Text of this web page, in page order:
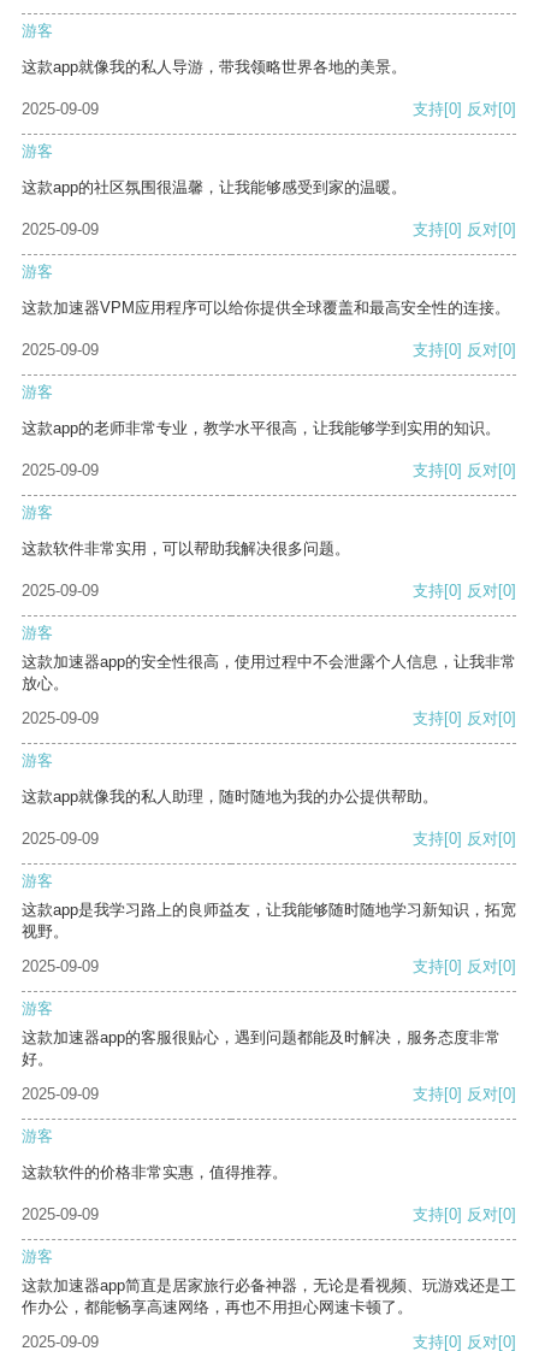
游客
这款app就像我的私人导游，带我领略世界各地的美景。
2025-09-09 支持[0] 反对[0]
游客
这款app的社区氛围很温馨，让我能够感受到家的温暖。
2025-09-09 支持[0] 反对[0]
游客
这款加速器VPM应用程序可以给你提供全球覆盖和最高安全性的连接。
2025-09-09 支持[0] 反对[0]
游客
这款app的老师非常专业，教学水平很高，让我能够学到实用的知识。
2025-09-09 支持[0] 反对[0]
游客
这款软件非常实用，可以帮助我解决很多问题。
2025-09-09 支持[0] 反对[0]
游客
这款加速器app的安全性很高，使用过程中不会泄露个人信息，让我非常
放心。
2025-09-09
支持[0] 反对[0]
游客
这款app就像我的私人助理，随时随地为我的办公提供帮助。
2025-09-09 支持[0] 反对[0]
游客
这款app是我学习路上的良师益友，让我能够随时随地学习新知识，拓宽
视野。
2025-09-09
支持[0] 反对[0]
游客
这款加速器app的客服很贴心，遇到问题都能及时解决，服务态度非常
好。
2025-09-09
支持[0] 反对[0]
游客
这款软件的价格非常实惠，值得推荐。
2025-09-09 支持[0] 反对[0]
游客
这款加速器app简直是居家旅行必备神器，无论是看视频、玩游戏还是工
作办公，都能畅享高速网络，再也不用担心网速卡顿了。
2025-09-09
支持[0] 反对[0]